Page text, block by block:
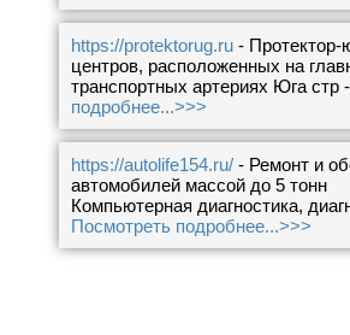
https://protektorug.ru - Протектор-
центров, расположенных на
транспортных артериях Юга стр -
подробнее...>>>
https://autolife154.ru/ - Ремонт и
автомобилей массой до 5 тонн
Компьютерная диагностика,
Посмотреть подробнее...>>>